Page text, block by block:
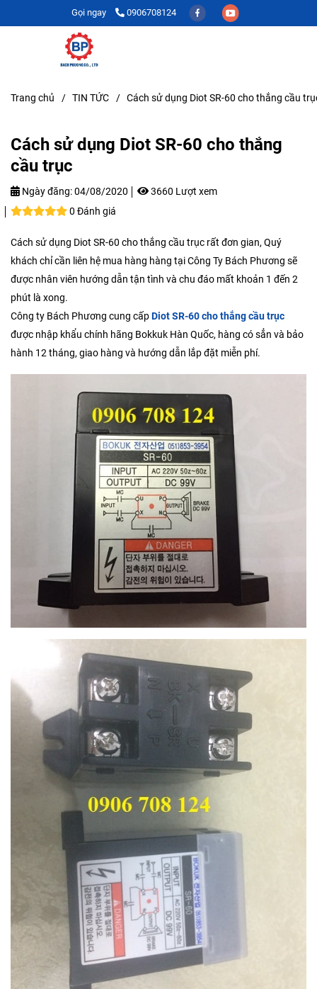
Gọi ngay 0906708124
Trang chủ / TIN TỨC / Cách sử dụng Diot SR-60 cho thắng cầu
Cách sử dụng Diot SR-60 cho thắng
cầu trục
Ngày đăng:04/08/2020
3660 Lượt xem
0 Đánh giá
Cách sử dụng Diot SR-60 cho thắng cầu trục rất đơn gian, Quý
khách chỉ cần liên hệ mua hàng hàng tại Công Ty Bách Phương sẽ
được nhân viên hướng dẫn tận tình và chu đáo mất khoản 1 đến 2
phút là xong.
Công ty Bách Phương cung cấpDiot SR-60 cho thắng cầu trục
được nhập khẩu chính hãng Bokkuk Hàn Quốc, hàng có sẳn và bảo
hành 12 tháng, giao hàng và hướng dẫn lắp đặt miễn phí.